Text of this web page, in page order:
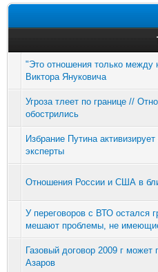
"Это отношения только между
Виктора Януковича
Угроза тлеет по границе //
обострились
Избрание Путина
эксперты
Отношения России и США в
У переговоров с ВТО остался
мешают проблемы, не
Газовый договор 2009 г
Азаров